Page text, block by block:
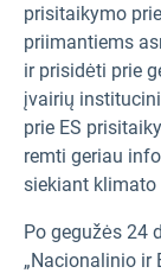
prisitaikymo
priimantiems
ir prisidėti prie
įvairių
prie ES
remti geriau
siekiant klimato
Po gegužės 24
„Nacionalinio ir